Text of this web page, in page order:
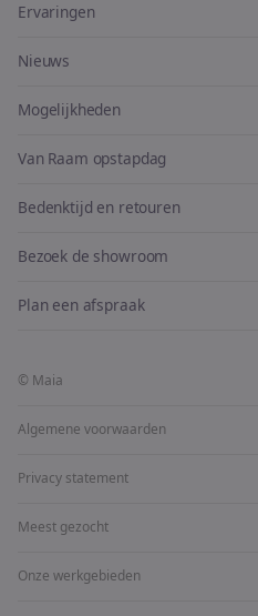
Ervaringen
Nieuws
Mogelijkheden
Van Raam opstapdag
Bedenktijd en retouren
Bezoek de showroom
Plan een afspraak
© Maia
Algemene voorwaarden
Privacy statement
Meest gezocht
Onze werkgebieden